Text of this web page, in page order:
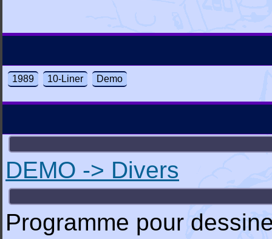
1989 10-Liner Demo
DEMO -> Divers
Programme pour